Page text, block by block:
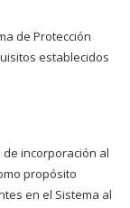
de Protección
establecidos
incorporación al
propósito
en el Sistema al